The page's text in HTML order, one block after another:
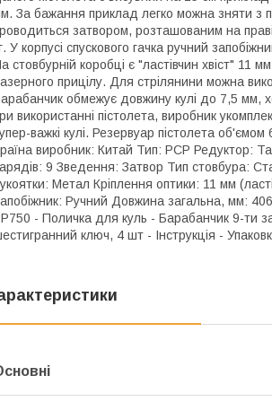
За бажання приклад легко можна зняти з
затвором, розташованим на
У корпусі спускового гачка ручний
стовбурній коробці є "ластівчин хвіст" 11
прицілу. Для стрілянини можна
обмежує довжину кулі до 7,5 мм,
використанні пістолета, виробник
важкі кулі. Резервуар пістолета
виробник: Китай Тип: PCP Редуктор:
9 Зведення: Затвор Тип стовбура:
Метал Кріплення оптики: 11 мм
Ручний Довжина загальна, мм:
- Поличка для куль - Барабанчик 9-ти
ключ, 4 шт - Інструкція -